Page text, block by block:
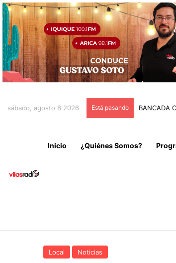
sábado, agosto 8 2026 Está pasando
Inicio ¿Quiénes Somos?
Local Noticias